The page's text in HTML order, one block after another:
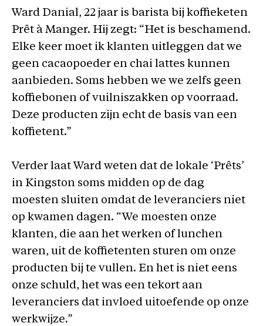
Ward Danial, 22 jaar is barista bij koffieketen
Prêt à Manger. Hij zegt: “Het is beschamend.
Elke keer moet ik klanten uitleggen dat we
geen cacaopoeder en chai lattes kunnen
aanbieden. Soms hebben we we zelfs geen
koffiebonen of vuilniszakken op voorraad.
Deze producten zijn echt de basis van een
koffietent.”
Verder laat Ward weten dat de lokale ‘Prêts’
in Kingston soms midden op de dag
moesten sluiten omdat de leveranciers niet
op kwamen dagen. “We moesten onze
klanten, die aan het werken of lunchen
waren, uit de koffietenten sturen om onze
producten bij te vullen. En het is niet eens
onze schuld, het was een tekort aan
leveranciers dat invloed uitoefende op onze
werkwijze.”